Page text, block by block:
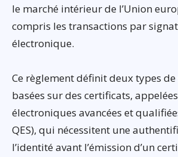
le marché intérieur de l’Union
compris les transactions par
électronique.
Ce règlement définit deux types
basées sur des certificats,
électroniques avancées et
QES), qui nécessitent une
l’identité avant l’émission d’un